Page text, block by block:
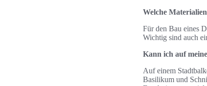
Welche
Für den Bau eines
Wichtig sind auch
Kann ich auf
Auf einem
Basilikum und